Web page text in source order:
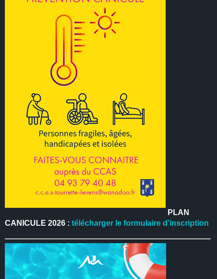
PLAN
CANICULE 2026 :télécharger le formulaire d’inscription